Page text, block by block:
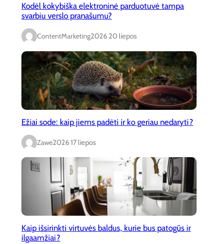
Kodėl kokybiška elektroninė parduotuvė tampa
svarbiu verslo pranašumu?
ContentMarketing2026 20 liepos
Ežiai sode: kaip jiems padėti ir ko geriau nedaryti?
Zawe2026 17 liepos
Kaip išsirinkti virtuvės baldus, kurie bus patogūs ir
ilgaamžiai?